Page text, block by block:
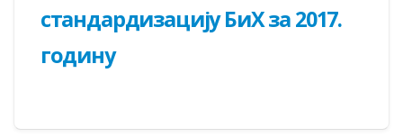
стандардизацију БиХ за 2017.
годину